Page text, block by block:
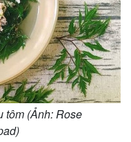
tôm (Ảnh: Rose